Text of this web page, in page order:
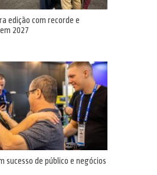
edição com recorde e
2027
sucesso de público e negócios